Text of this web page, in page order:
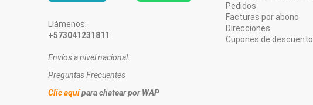
Llámenos:
+573041231811
Envíos a nivel nacional.
Preguntas Frecuentes
Clic aquípara chatear por WAP
Pedidos
Facturas por abono
Direcciones
Cupones de descuento